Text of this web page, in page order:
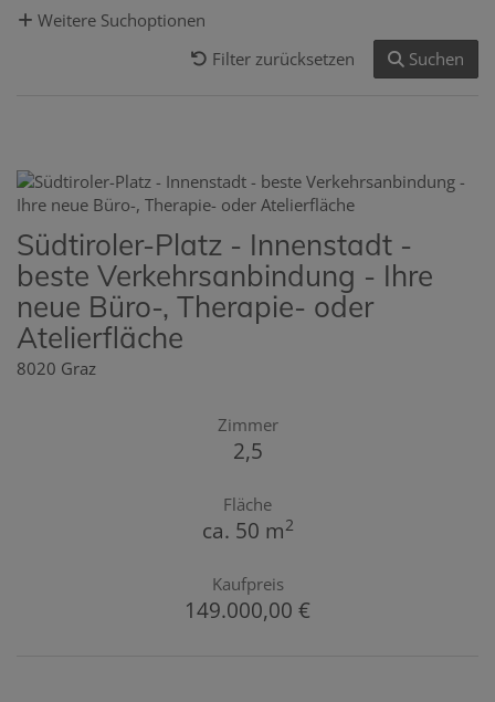
Weitere Suchoptionen
Filter zurücksetzen
Suchen
Südtiroler-Platz - Innenstadt -
beste Verkehrsanbindung - Ihre
neue Büro-, Therapie- oder
Atelierfläche
8020 Graz
Zimmer
2,5
Fläche
ca. 50 m2
Kaufpreis
149.000,00 €